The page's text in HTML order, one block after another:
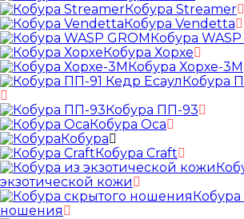
Кобура Streamer
Кобура Vendetta
Кобура WASP
Кобура Хорхе
Кобура Хорхе-3М
Кобура
Кобура ПП-93
Кобура Оса
Кобура
Кобура Craft
экзотической кожи
Кобура
ношения